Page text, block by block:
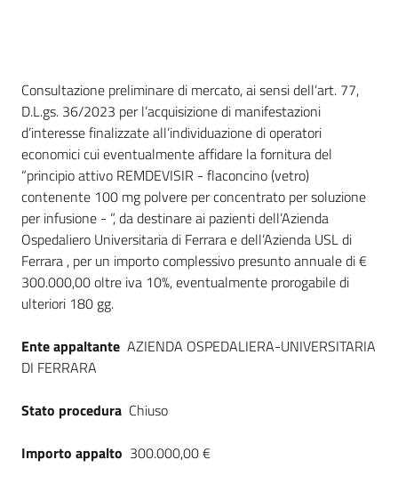
English
site
Seguici
su
Dati del bando
Consultazione preliminare di mercato, ai sensi dell’art. 77,
D.L.gs. 36/2023 per l’acquisizione di manifestazioni
d’interesse finalizzate all’individuazione di operatori
economici cui eventualmente affidare la fornitura del
“principio attivo REMDEVISIR - flaconcino (vetro)
contenente 100 mg polvere per concentrato per soluzione
per infusione - ”, da destinare ai pazienti dell’Azienda
Ospedaliero Universitaria di Ferrara e dell’Azienda USL di
Ferrara , per un importo complessivo presunto annuale di €
300.000,00 oltre iva 10%, eventualmente prorogabile di
ulteriori 180 gg.
Ente appaltante AZIENDA OSPEDALIERA-UNIVERSITARIA
DI FERRARA
Stato procedura Chiuso
Importo appalto 300.000,00 €